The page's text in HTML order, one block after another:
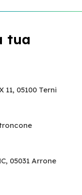
tua
11, 05100 Terni
05031 Arrone